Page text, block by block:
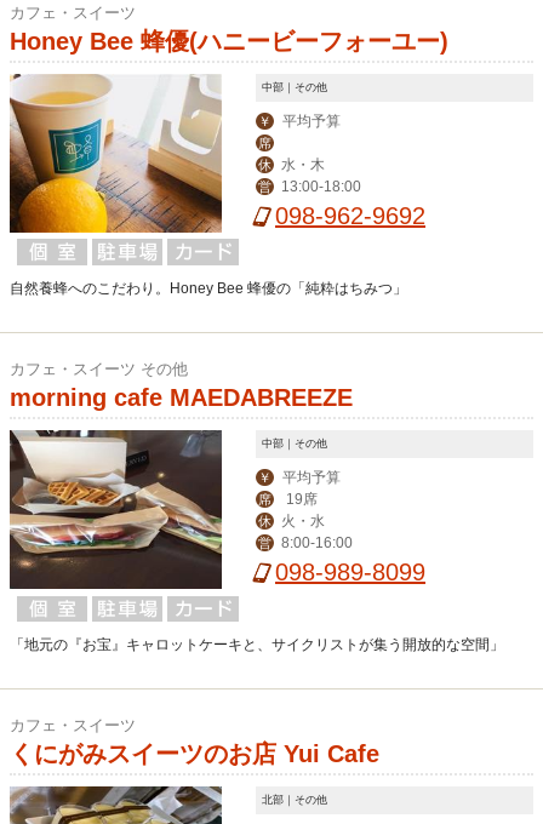
カフェ・スイーツ
Honey Bee 蜂優(ハニービーフォーユー)
中部｜その他
￥ 平均予算
席
休
水・木
営 13:00-18:00
098-962-9692
自然養蜂へのこだわり。Honey Bee 蜂優の「純粋はちみつ」
カフェ・スイーツ その他
morning cafe MAEDABREEZE
中部｜その他
￥ 平均予算
席 19席
休 火・水
営 8:00-16:00
098-989-8099
「地元の『お宝』キャロットケーキと、サイクリストが集う開放的な空間」
カフェ・スイーツ
くにがみスイーツのお店 Yui Cafe
北部｜その他